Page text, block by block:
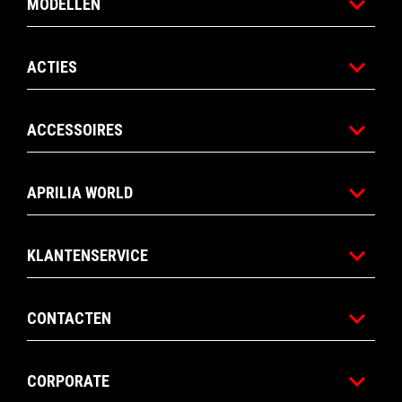
MODELLEN
ACTIES
ACCESSOIRES
APRILIA WORLD
KLANTENSERVICE
CONTACTEN
CORPORATE